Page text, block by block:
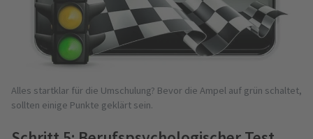
Alles startklar für die Umschulung? Bevor die Ampel auf grün schaltet,
sollten einige Punkte geklärt sein.